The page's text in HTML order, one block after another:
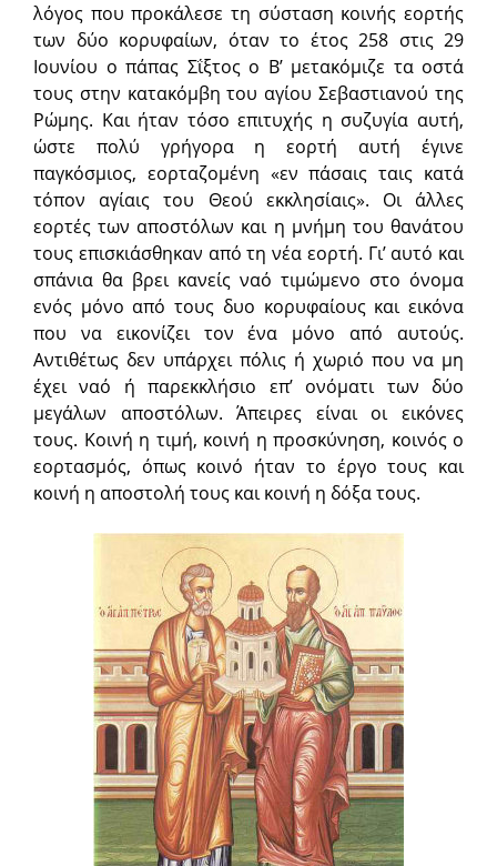
λόγος που προκάλεσε τη σύσταση κοινής εορτής
των δύο κορυφαίων, όταν το έτος 258 στις 29
Ιουνίου ο πάπας Σΐξτος ο Β’ μετακόμιζε τα οστά
τους στην κατακόμβη του αγίου Σεβαστιανού της
Ρώμης. Και ήταν τόσο επιτυχής η συζυγία αυτή,
ώστε πολύ γρήγορα η εορτή αυτή έγινε
παγκόσμιος, εορταζομένη «εν πάσαις ταις κατά
τόπον αγίαις του Θεού εκκλησίαις». Οι άλλες
εορτές των αποστόλων και η μνήμη του θανάτου
τους επισκιάσθηκαν από τη νέα εορτή. Γι’ αυτό και
σπάνια θα βρει κανείς ναό τιμώμενο στο όνομα
ενός μόνο από τους δυο κορυφαίους και εικόνα
που να εικονίζει τον ένα μόνο από αυτούς.
Αντιθέτως δεν υπάρχει πόλις ή χωριό που να μη
έχει ναό ή παρεκκλήσιο επ’ ονόματι των δύο
μεγάλων αποστόλων. Άπειρες είναι οι εικόνες
τους. Κοινή η τιμή, κοινή η προσκύνηση, κοινός ο
εορτασμός, όπως κοινό ήταν το έργο τους και
κοινή η αποστολή τους και κοινή η δόξα τους.